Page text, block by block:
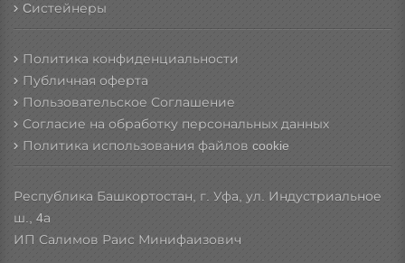
Cистейнеры
Политика конфиденциальности
Публичная оферта
Пользовательское Соглашение
Согласие на обработку персональных данных
Политика использования файлов cookie
Республика Башкортостан, г. Уфа, ул. Индустриальное
ш., 4а
ИП Салимов Раис Минифаизович